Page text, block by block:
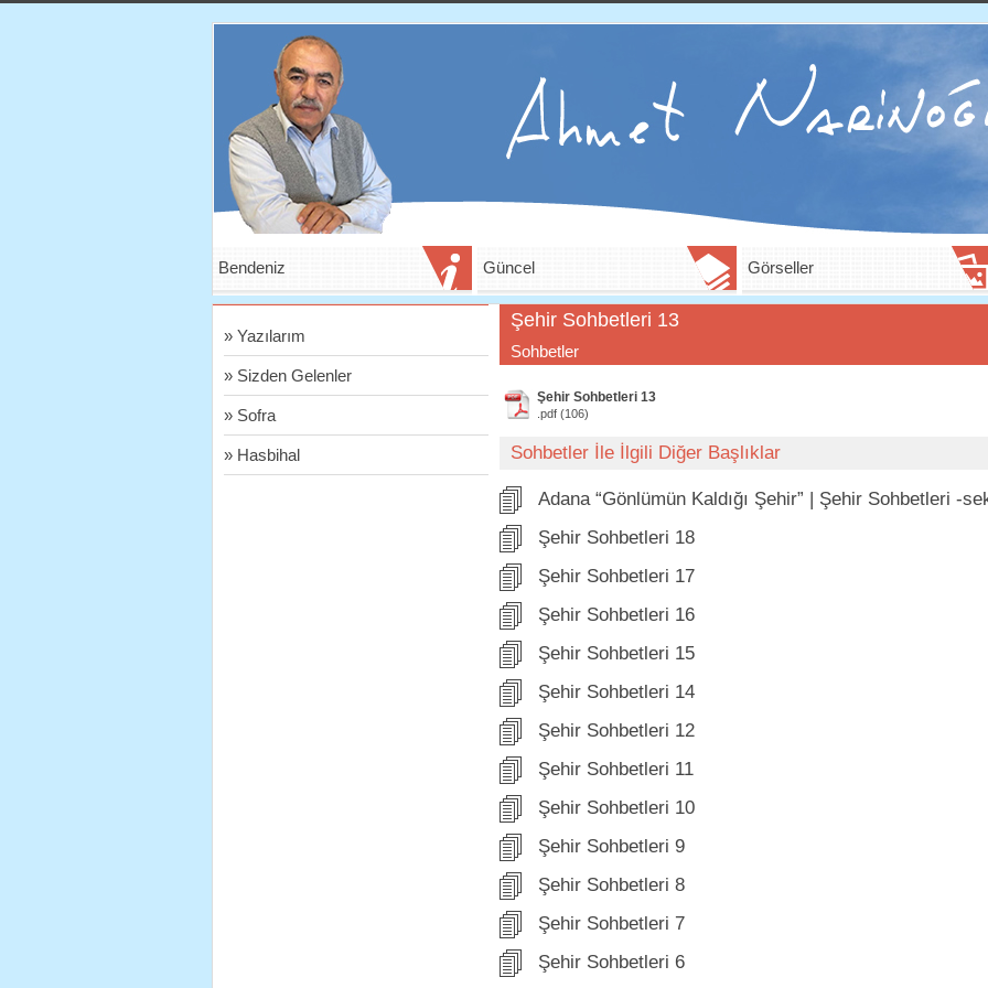
Bendeniz Güncel Görseller
» Yazılarım
» Sizden Gelenler
» Sofra
» Hasbihal
Şehir Sohbetleri 13
Sohbetler
Şehir Sohbetleri 13
.pdf (106)
Sohbetler İle İlgili Diğer Başlıklar
Adana “Gönlümün Kaldığı Şehir” | Şehir Sohbetleri -
Şehir Sohbetleri 18
Şehir Sohbetleri 17
Şehir Sohbetleri 16
Şehir Sohbetleri 15
Şehir Sohbetleri 14
Şehir Sohbetleri 12
Şehir Sohbetleri 11
Şehir Sohbetleri 10
Şehir Sohbetleri 9
Şehir Sohbetleri 8
Şehir Sohbetleri 7
Şehir Sohbetleri 6